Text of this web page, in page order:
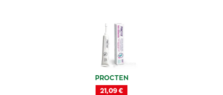
PROCTEN
21,09 €